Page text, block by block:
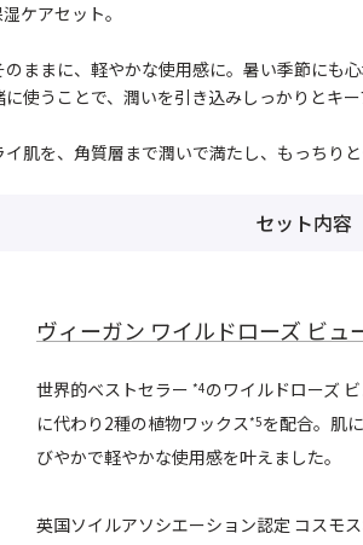
ケアセット。
ままに、軽やかな使用感に。暑い季節にも心
使うことで、潤いを引き込みしっかりとキー
肌を、角質層まで潤いで満たし、もっちり
セット内容
ヴィーガン ワイルドローズ ビュ
世界的ベストセラー *4のワイルドローズ
に代わり2種の植物ワックス*5を配合。肌
びやかで軽やかな使用感を叶えました。
英国ソイルアソシエーション認定 コスモ